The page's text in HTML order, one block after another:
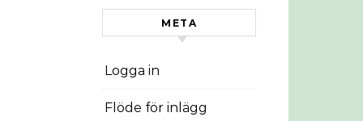
META
Logga in
Flöde för inlägg